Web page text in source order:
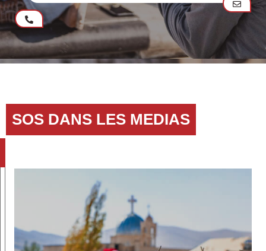
SOS DANS LES MEDIAS